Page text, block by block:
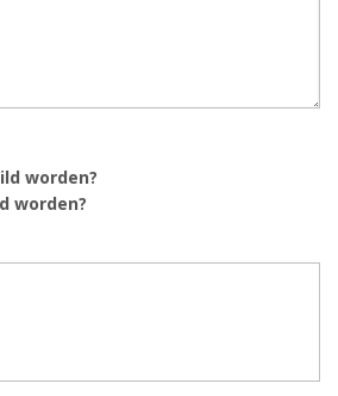
worden?
worden?